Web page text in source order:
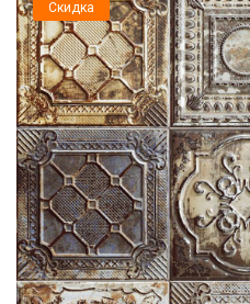
Скидка